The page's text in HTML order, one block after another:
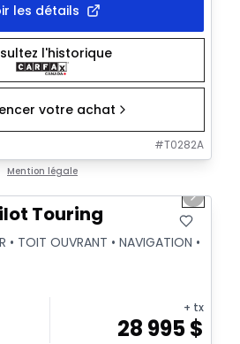
les détails
l'historique
votre achat
#T0282A
Mention légale
Next
Touring
• TOIT OUVRANT • NAVIGATION •
+ tx
28 995$